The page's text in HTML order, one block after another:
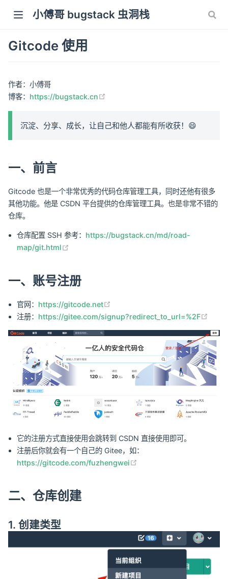
小傅哥 bugstack 虫洞栈
Gitcode 使用
作者：小傅哥
博客： https://bugstack.cn
沉淀、分享、成长，让自己和他人都能有所收获！😄
一、前言
Gitcode 也是一个非常优秀的代码仓库管理工具，同时还他有很多
其他功能。他是 CSDN 平台提供的仓库管理工具。也是非常不错的
仓库。
仓库配置 SSH 参考： https://bugstack.cn/md/road-
map/git.html
一、账号注册
官网： https://gitcode.net
注册： https://gitee.com/signup?redirect_to_url=%2F
它的注册方式直接使用会跳转到 CSDN 直接使用即可。
注册后你就会有一个自己的 Gitee，如：
https://gitcode.com/fuzhengwei
二、仓库创建
1. 创建类型